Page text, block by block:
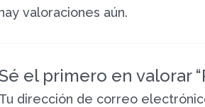
valoraciones aún.
el primero en valorar
Tu dirección de correo